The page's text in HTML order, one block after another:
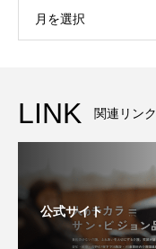
月を選択
LINK 関連リンク
公式サイト